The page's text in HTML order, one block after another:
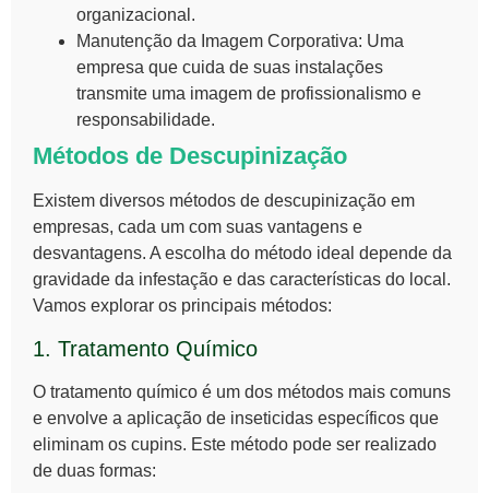
organizacional.
Manutenção da Imagem Corporativa: Uma
empresa que cuida de suas instalações
transmite uma imagem de profissionalismo e
responsabilidade.
Métodos de Descupinização
Existem diversos métodos de descupinização em
empresas, cada um com suas vantagens e
desvantagens. A escolha do método ideal depende da
gravidade da infestação e das características do local.
Vamos explorar os principais métodos:
1. Tratamento Químico
O tratamento químico é um dos métodos mais comuns
e envolve a aplicação de inseticidas específicos que
eliminam os cupins. Este método pode ser realizado
de duas formas: